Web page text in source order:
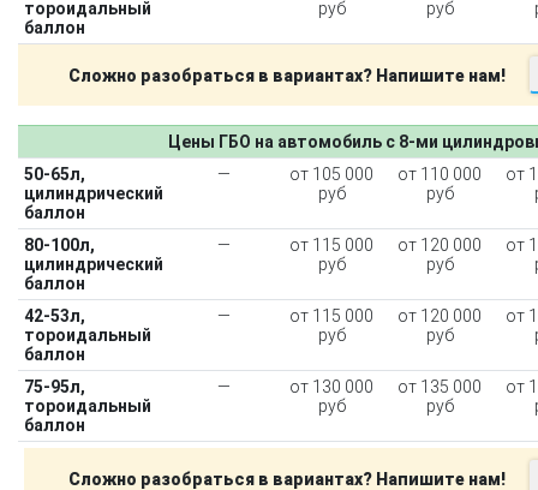
тороидальный
баллон
руб руб
Сложно разобраться в вариантах? Напишите нам!
Цены ГБО на автомобиль с 8-ми
50-65л,
цилиндрический
баллон
—
от 105 000
руб
от 110 000
руб
от
80-100л,
цилиндрический
баллон
—
от 115 000
руб
от 120 000
руб
от
42-53л,
тороидальный
баллон
—
от 115 000
руб
от 120 000
руб
от
75-95л,
тороидальный
баллон
—
от 130 000
руб
от 135 000
руб
от
Сложно разобраться в вариантах? Напишите нам!